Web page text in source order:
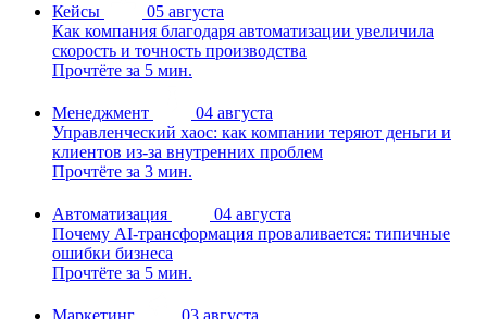
Кейсы
05 августа
Как компания благодаря автоматизации увеличила
скорость и точность производства
Прочтёте за 5 мин.
Менеджмент
04 августа
Управленческий хаос: как компании теряют деньги и
клиентов из-за внутренних проблем
Прочтёте за 3 мин.
Автоматизация
04 августа
Почему AI-трансформация проваливается: типичные
ошибки бизнеса
Прочтёте за 5 мин.
Маркетинг
03 августа